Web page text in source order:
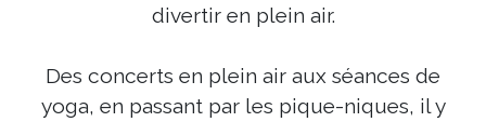
divertir en plein air.
Des concerts en plein air aux séances de
yoga, en passant par les pique-niques, il y